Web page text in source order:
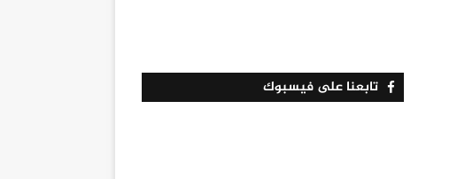
تابعنا على فيسبوك